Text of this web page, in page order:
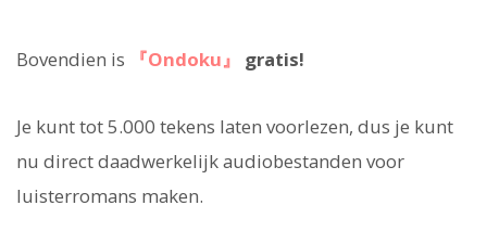
Bovendien is 『Ondoku』 gratis!
Je kunt tot 5.000 tekens laten voorlezen, dus je kunt
nu direct daadwerkelijk audiobestanden voor
luisterromans maken.